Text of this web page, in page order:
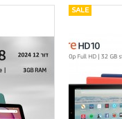
SALE